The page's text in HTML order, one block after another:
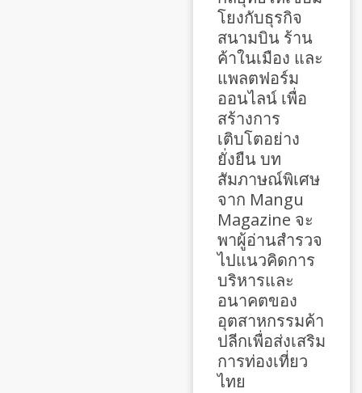
โยงกับธุรกิจ
สนามบิน ร้าน
ค้าในเมือง และ
แพลตฟอร์ม
ออนไลน์ เพื่อ
สร้างการ
เติบโตอย่าง
ยั่งยืน บท
สัมภาษณ์พิเศษ
จาก Mangu
Magazine จะ
พาผู้อ่านสำรวจ
ไปแนวคิดการ
บริหารและ
อนาคตของ
อุตสาหกรรมค้า
ปลีกเพื่อส่งเสริม
การท่องเที่ยว
ไทย